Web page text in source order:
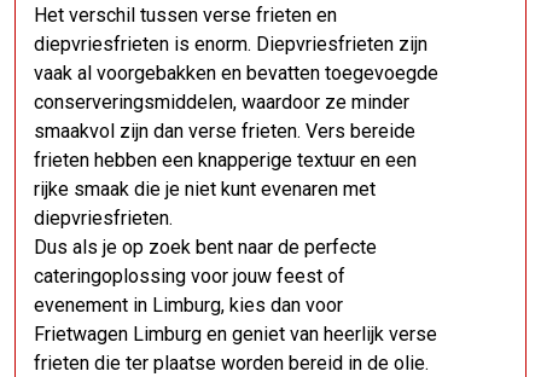
Het verschil tussen verse frieten en
diepvriesfrieten is enorm. Diepvriesfrieten zijn
vaak al voorgebakken en bevatten toegevoegde
conserveringsmiddelen, waardoor ze minder
smaakvol zijn dan verse frieten. Vers bereide
frieten hebben een knapperige textuur en een
rijke smaak die je niet kunt evenaren met
diepvriesfrieten.
Dus als je op zoek bent naar de perfecte
cateringoplossing voor jouw feest of
evenement in Limburg, kies dan voor
Frietwagen Limburg en geniet van heerlijk verse
frieten die ter plaatse worden bereid in de olie.